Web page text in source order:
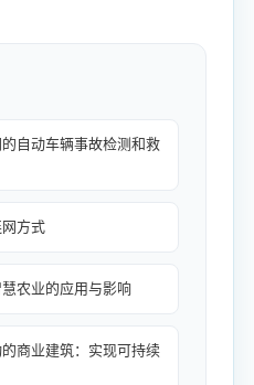
自动车辆事故检测和救
方式
农业的应用与影响
商业建筑：实现可持续